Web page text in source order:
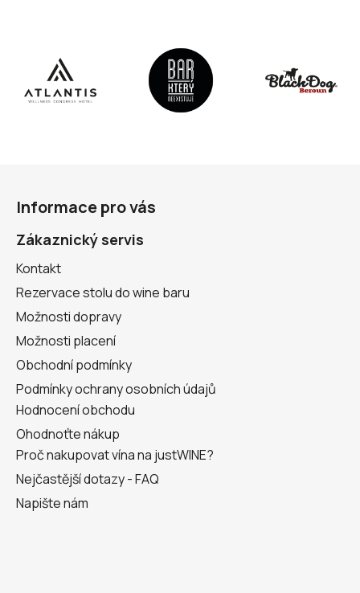
Informace pro vás
Zákaznický servis
Kontakt
Rezervace stolu do wine baru
Možnosti dopravy
Možnosti placení
Obchodní podmínky
Podmínky ochrany osobních údajů
Hodnocení obchodu
Ohodnoťte nákup
Proč nakupovat vína na justWINE?
Nejčastější dotazy - FAQ
Napište nám